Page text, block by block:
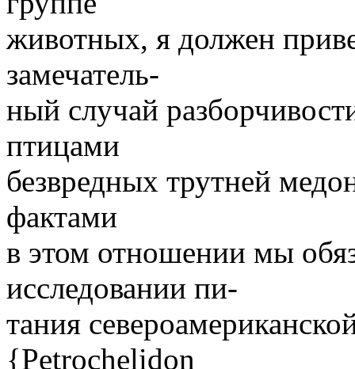
животных, я должен
замечатель-
ный случай
птицами
безвредных трутней
фактами
в этом отношении мы
исследовании пи-
тания
{Petrochelidon